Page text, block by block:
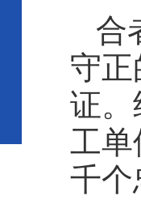
合
守
证
工
千